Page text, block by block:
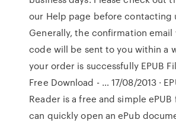
our Help page before contacting
Generally, the confirmation email
code will be sent to you within a
your order is successfully EPUB
Free Download - … 17/08/2013 ·
Reader is a free and simple
can quickly open an ePub